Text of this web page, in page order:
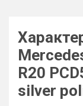
R20
silver